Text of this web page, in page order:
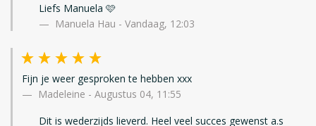
Liefs Manuela 🩷
Manuela Hau - Vandaag, 12:03
Fijn je weer gesproken te hebben xxx
Madeleine - Augustus 04, 11:55
Dit is wederzijds lieverd. Heel veel succes gewenst a.s